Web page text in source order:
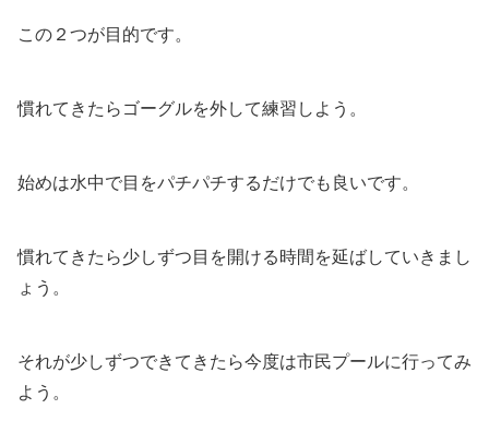
この２つが目的です。
慣れてきたらゴーグルを外して練習しよう。
始めは水中で目をパチパチするだけでも良いです。
慣れてきたら少しずつ目を開ける時間を延ばしていきまし
ょう。
それが少しずつできてきたら今度は市民プールに行ってみ
よう。